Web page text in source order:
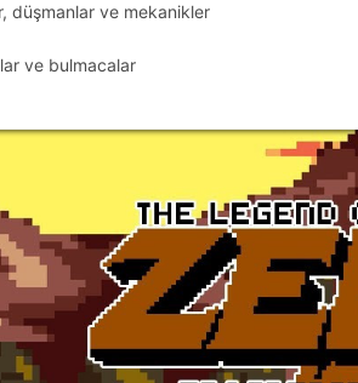
düşmanlar ve mekanikler
ve bulmacalar